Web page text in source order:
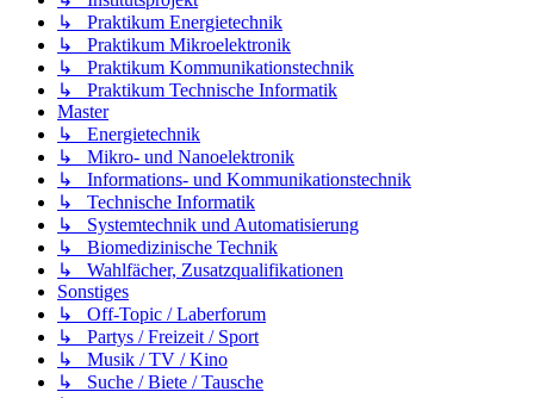
↳ Praktikum Energietechnik
↳ Praktikum Mikroelektronik
↳ Praktikum Kommunikationstechnik
↳ Praktikum Technische Informatik
Master
↳ Energietechnik
↳ Mikro- und Nanoelektronik
↳ Informations- und Kommunikationstechnik
↳ Technische Informatik
↳ Systemtechnik und Automatisierung
↳ Biomedizinische Technik
↳ Wahlfächer, Zusatzqualifikationen
Sonstiges
↳ Off-Topic / Laberforum
↳ Partys / Freizeit / Sport
↳ Musik / TV / Kino
↳ Suche / Biete / Tausche